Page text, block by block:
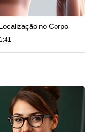
no Corpo